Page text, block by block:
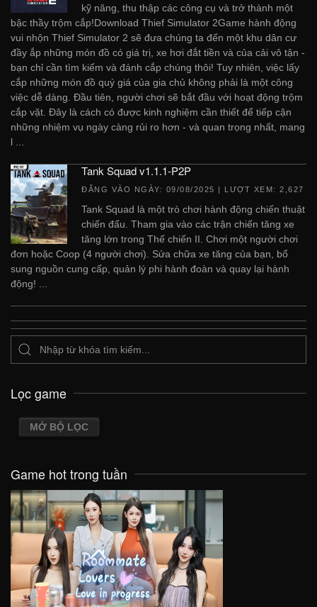
kỹ năng, thu thập các công cụ và trở thành một
bậc thầy trộm cắp!Download Thief Simulator 2Game hành động
vui nhộn Thief Simulator 2 sẽ đưa chúng ta đến một khu dân cư
đầy ắp những món đồ có giá trị, xe hơi đắt tiền và của cải vô tận -
bạn chỉ cần tìm kiếm và đánh cắp chúng thôi! Tuy nhiên, việc lấy
cắp những món đồ quý giá của gia chủ không phải là một công
việc dễ dàng. Đầu tiên, người chơi sẽ bắt đầu với hoạt động trộm
cắp vặt. Đây là cách có được kinh nghiệm cần thiết để tiếp cận
những nhiệm vụ ngày càng rủi ro hơn - và quan trọng nhất, mang
l ...
Tank Squad v1.1.1-P2P
ĐĂNG VÀO NGÀY: 09/08/2025 | LƯỢT XEM: 2,627
Tank Squad là một trò chơi hành động chiến thuật
chiến đấu. Tham gia vào các trận chiến tăng xe
tăng lớn trong Thế chiến II. Chơi một người chơi
đơn hoặc Coop (4 người chơi). Sửa chữa xe tăng của bạn, bổ
sung nguồn cung cấp, quản lý phi hành đoàn và quay lại hành
động! ...
Lọc game
MỞ BỘ LỌC
Game hot trong tuần
VIEW